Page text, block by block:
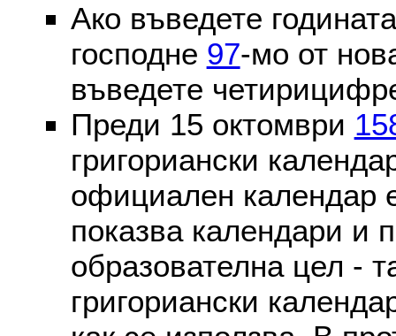
Ако въведете
господне 97-мо от
въведете
Преди 15 октомври
григориански
официален календар
показва календари и
образователна цел -
григориански